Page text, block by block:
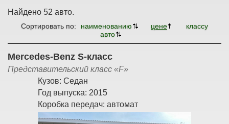
Найдено 52 авто.
Сортировать по: наименованию цене
классу
авто
Mercedes-Benz S-класс
Представительский класс «F»
Кузов: Седан
Год выпуска: 2015
Коробка передач: автомат